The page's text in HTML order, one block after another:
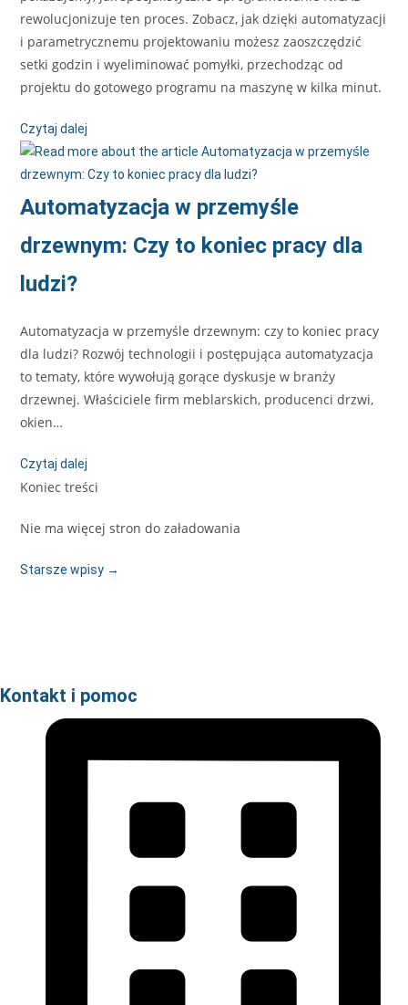
rewolucjonizuje ten proces. Zobacz, jak dzięki automatyzacji
i parametrycznemu projektowaniu możesz zaoszczędzić
setki godzin i wyeliminować pomyłki, przechodząc od
projektu do gotowego programu na maszynę w kilka minut.
Czytaj dalej
Automatyzacja w przemyśle
drzewnym: Czy to koniec pracy dla
ludzi?
Automatyzacja w przemyśle drzewnym: czy to koniec pracy
dla ludzi? Rozwój technologii i postępująca automatyzacja
to tematy, które wywołują gorące dyskusje w branży
drzewnej. Właściciele firm meblarskich, producenci drzwi,
okien…
Czytaj dalej
Koniec treści
Nie ma więcej stron do załadowania
Starsze wpisy →
Kontakt i pomoc